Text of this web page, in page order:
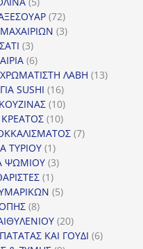
προϊόντα
7272
προϊόντα
33
33
προϊόντα
66
προϊόντα
ΧΡΩΜΑΤΙΣΤΗ ΛΑΒΗ 1313
SUSHI 1616
προϊόντα
1010
προϊόντα
ΚΡΕΑΤΟΣ 1010
προϊόντα
77
ΤΥΡΙΟΥ 11
προϊόν
ΨΩΜΙΟΥ 33
11
προϊόν
55
88
προϊόντα
2020
προϊόντα
ΚΑΙ ΓΟΥΔΙ 66